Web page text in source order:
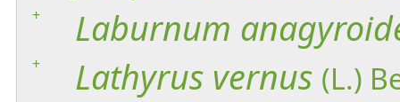
+ Laburnum
+ Lathyrus vernus (L.)